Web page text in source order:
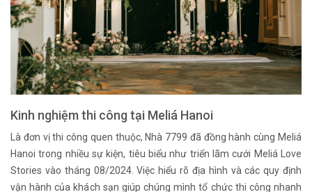
Kinh nghiệm thi công tại Meliá Hanoi
Là đơn vị thi công quen thuộc, Nhà 7799 đã đồng hành cùng Meliá
Hanoi trong nhiều sự kiện, tiêu biểu như triển lãm cưới Meliá Love
Stories vào tháng 08/2024. Việc hiểu rõ địa hình và các quy định
vận hành của khách sạn giúp chúng mình tổ chức thi công nhanh